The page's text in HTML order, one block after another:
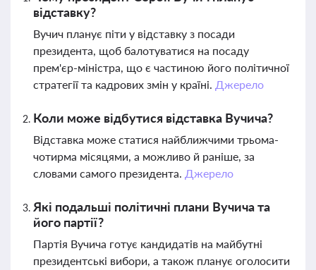
відставку?
Вучич планує піти у відставку з посади
президента, щоб балотуватися на посаду
прем'єр-міністра, що є частиною його політичної
стратегії та кадрових змін у країні. Джерело
Коли може відбутися відставка Вучича?
Відставка може статися найближчими трьома-
чотирма місяцями, а можливо й раніше, за
словами самого президента. Джерело
Які подальші політичні плани Вучича та
його партії?
Партія Вучича готує кандидатів на майбутні
президентські вибори, а також планує оголосити